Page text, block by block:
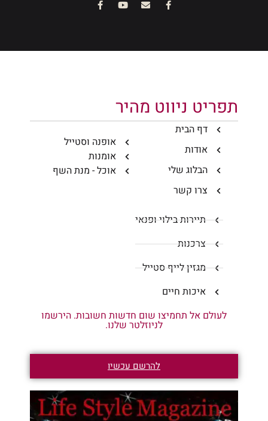
תפריט ניווט מהיר
דף הבית
אודות
הבלוג שלי
צרו קשר
אופנה וסטייל
אומנות
אוכל - מנת השף
תיירות בילוי ופנאי
צרכנות
מגזין לייף סטייל
איכות חיים
לעולם אל תחמיצו שום חדשות חשובות. הירשמו
לניוזלטר שלנו.
להרשם עכשיו